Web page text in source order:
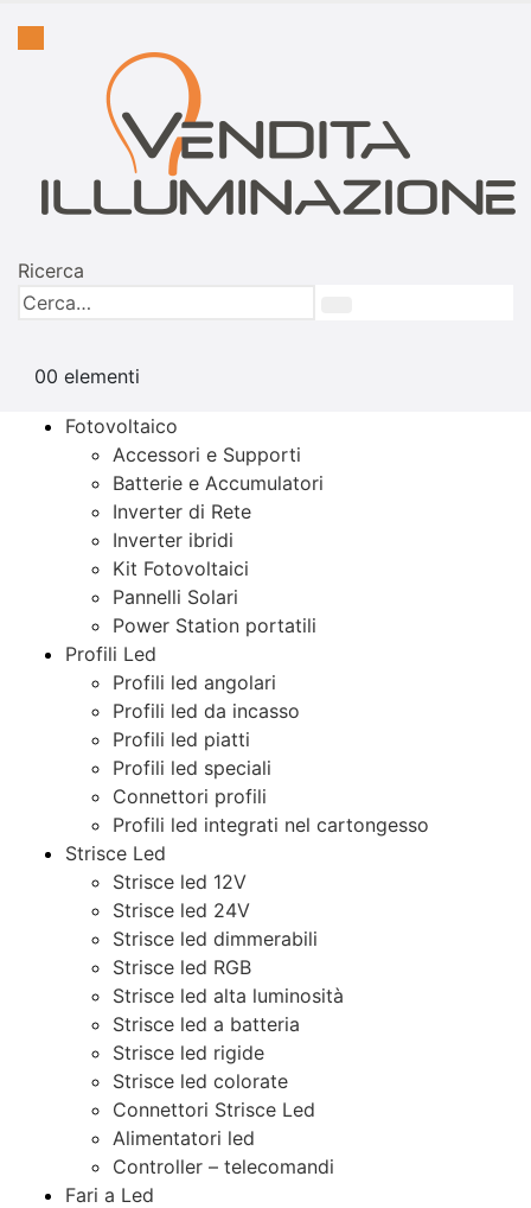
Ricerca
00 elementi
Fotovoltaico
Accessori e Supporti
Batterie e Accumulatori
Inverter di Rete
Inverter ibridi
Kit Fotovoltaici
Pannelli Solari
Power Station portatili
Profili Led
Profili led angolari
Profili led da incasso
Profili led piatti
Profili led speciali
Connettori profili
Profili led integrati nel cartongesso
Strisce Led
Strisce led 12V
Strisce led 24V
Strisce led dimmerabili
Strisce led RGB
Strisce led alta luminosità
Strisce led a batteria
Strisce led rigide
Strisce led colorate
Connettori Strisce Led
Alimentatori led
Controller – telecomandi
Fari a Led